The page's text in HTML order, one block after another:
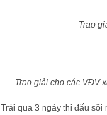
Trao
Trao giải cho các VĐV
Trải qua 3 ngày thi đấu